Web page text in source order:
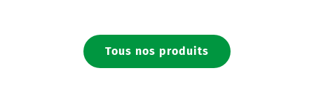
Tous nos produits